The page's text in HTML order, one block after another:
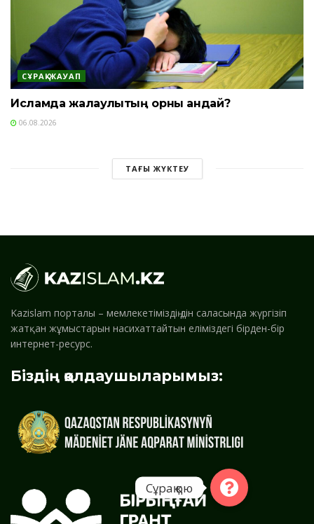
СҰРАҚ-ЖАУАП
Исламда жалқаулықтың орны қандай?
06.08.2026
ТАҒЫ ЖҮКТЕУ
Kazislam порталы – мемлекетіміздің дін саласында жүргізіп
жатқан жұмыстарын насихаттайтын еліміздегі бірден-бір
интернет-ресурс.
Біздің қолдаушыларымыз:
Сұрақ қою